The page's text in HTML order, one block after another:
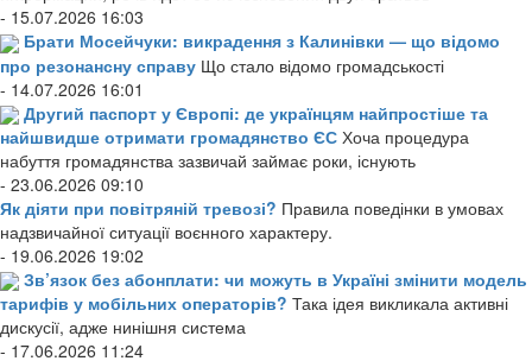
- 15.07.2026 16:03
Брати Мосейчуки: викрадення з Калинівки — що відомо
про резонансну справу Що стало відомо громадськості
- 14.07.2026 16:01
Другий паспорт у Європі: де українцям найпростіше та
найшвидше отримати громадянство ЄС Хоча процедура
набуття громадянства зазвичай займає роки, існують
- 23.06.2026 09:10
Як діяти при повітряній тревозі? Правила поведінки в умовах
надзвичайної ситуації воєнного характеру.
- 19.06.2026 19:02
Зв’язок без абонплати: чи можуть в Україні змінити модель
тарифів у мобільних операторів? Така ідея викликала активні
дискусії, адже нинішня система
- 17.06.2026 11:24